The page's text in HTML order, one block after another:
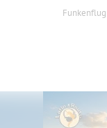
Funkenflug